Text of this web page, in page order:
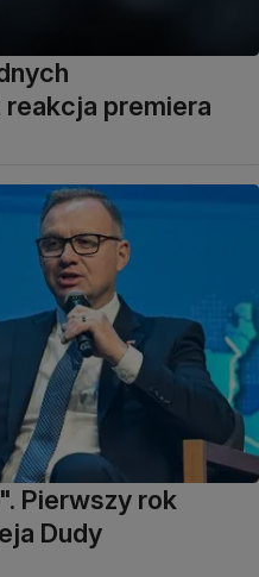
premiera
Pierwszy rok
Dudy